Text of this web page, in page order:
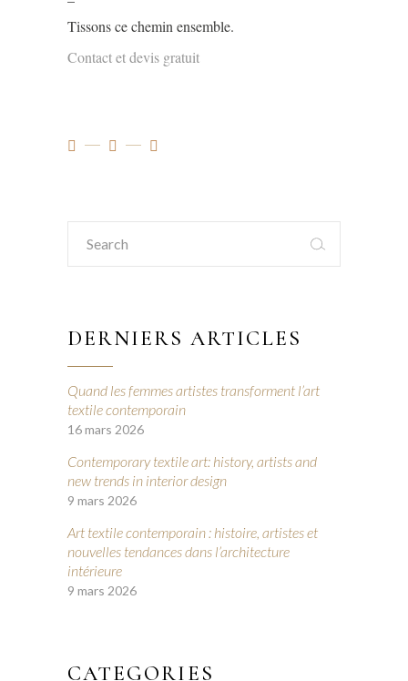
Tissons ce chemin ensemble.
Contact et devis gratuit
Search
for:
DERNIERS ARTICLES
Quand les femmes artistes transforment l’art
textile contemporain
16 mars 2026
Contemporary textile art: history, artists and
new trends in interior design
9 mars 2026
Art textile contemporain : histoire, artistes et
nouvelles tendances dans l’architecture
intérieure
9 mars 2026
CATEGORIES